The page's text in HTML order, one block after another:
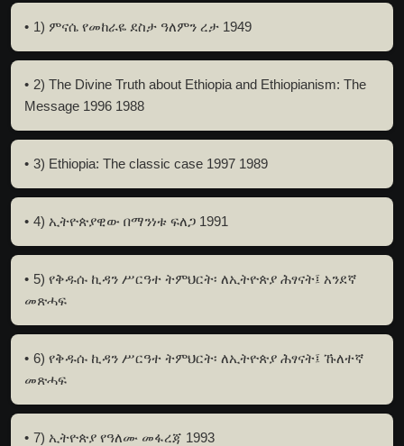
1) ምናሴ የመከራዬ ደስታ ዓለምን ረታ 1949
2) The Divine Truth about Ethiopia and Ethiopianism: The
Message 1996 1988
3) Ethiopia: The classic case 1997 1989
4) ኢትዮጵያዊው በማንነቱ ፍለጋ 1991
5) የቅዱሱ ኪዳን ሥርዓተ ትምህርት፡ ለኢትዮጵያ ሕፃናት፤ አንደኛ
መጽሓፍ
6) የቅዱሱ ኪዳን ሥርዓተ ትምህርት፡ ለኢትዮጵያ ሕፃናት፤ ኹለተኛ
መጽሓፍ
7) ኢትዮጵያ የዓለሙ መፋረጃ 1993